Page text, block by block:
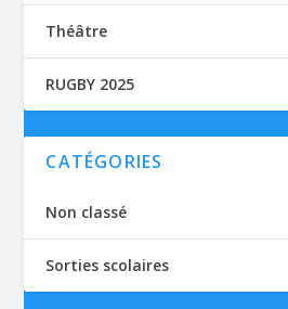
Théâtre
RUGBY 2025
CATÉGORIES
Non classé
Sorties scolaires